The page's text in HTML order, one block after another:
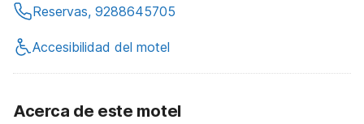
Reservas, 9288645705
Accesibilidad del motel
Acerca de este motel